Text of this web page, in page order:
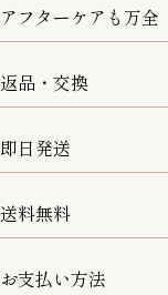
商品金額の10%をポ
アフターケアも万全
取り扱い商品はすべ
修理などのご相談に
ただきます。
返品・交換
8日以内なら、返品
即日発送
15:00までのご注文は
お取寄せ商品を除く
送料無料
5,500円(税込)以上で
お支払い方法